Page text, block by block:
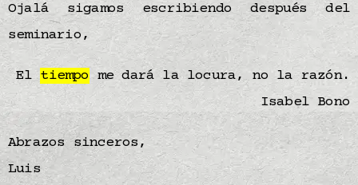
Ojalá sigamos escribiendo después del
seminario,
Eltiempo me dará la locura, no la razón.
Isabel Bono
Abrazos sinceros,
Luis